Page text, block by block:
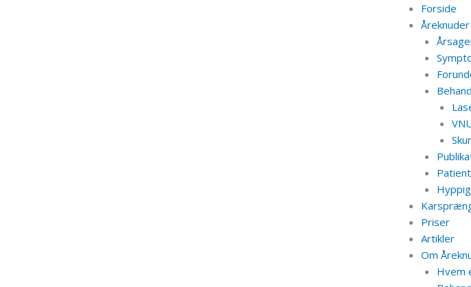
Forside
Åreknuder
Priser
Artikler
Om
Hvem